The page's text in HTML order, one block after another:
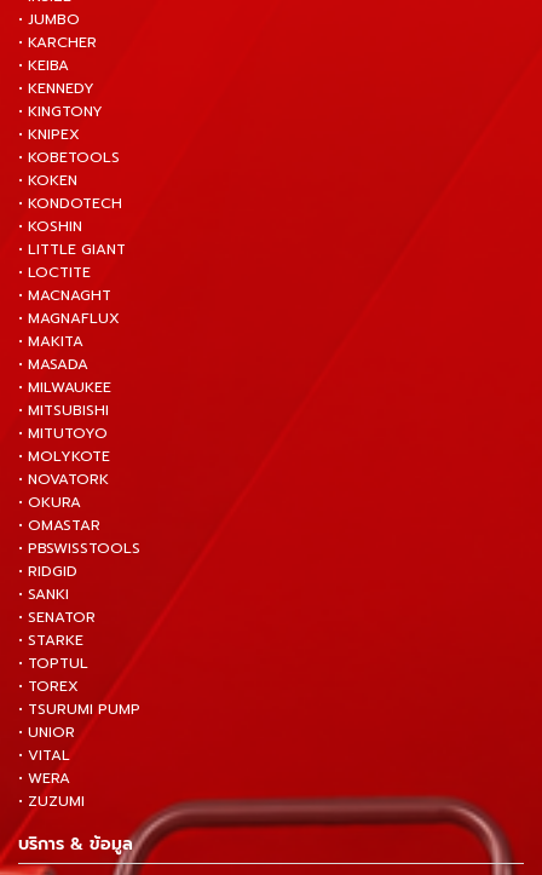
• JUMBO
• KARCHER
• KEIBA
• KENNEDY
• KINGTONY
• KNIPEX
• KOBETOOLS
• KOKEN
• KONDOTECH
• KOSHIN
• LITTLE GIANT
• LOCTITE
• MACNAGHT
• MAGNAFLUX
• MAKITA
• MASADA
• MILWAUKEE
• MITSUBISHI
• MITUTOYO
• MOLYKOTE
• NOVATORK
• OKURA
• OMASTAR
• PBSWISSTOOLS
• RIDGID
• SANKI
• SENATOR
• STARKE
• TOPTUL
• TOREX
• TSURUMI PUMP
• UNIOR
• VITAL
• WERA
• ZUZUMI
บริการ & ข้อมูล